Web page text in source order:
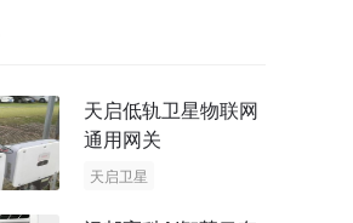
天启低轨卫星物联网
通用网关
天启卫星